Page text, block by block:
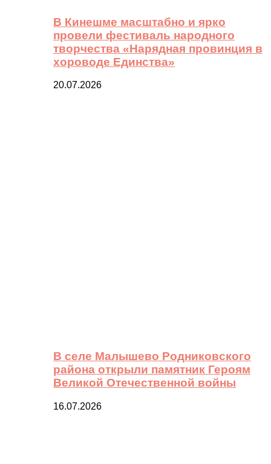
В Кинешме масштабно и ярко
провели фестиваль народного
творчества «Нарядная провинция в
хороводе Единства»
20.07.2026
В селе Малышево Родниковского
района открыли памятник Героям
Великой Отечественной войны
16.07.2026